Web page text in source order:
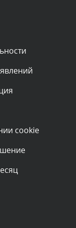
проверки
проверки
cookie